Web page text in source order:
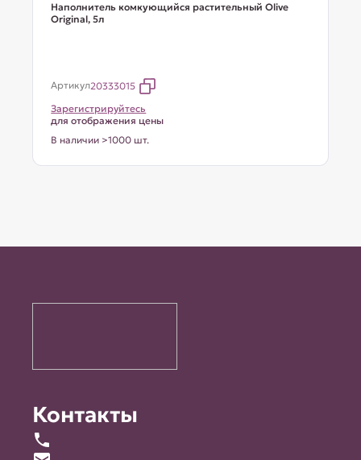
Наполнитель комкующийся растительный Olive
Original, 5л
Артикул20333015
Зарегистрируйтесь
для отображения цены
В наличии >1000 шт.
Контакты